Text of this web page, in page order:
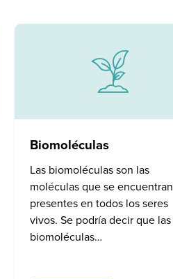
Biomoléculas
Las biomoléculas son las
moléculas que se encuentran
presentes en todos los seres
vivos. Se podría decir que las
biomoléculas…